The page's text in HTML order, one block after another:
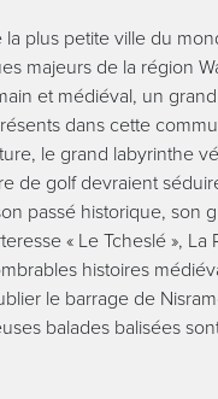
plus petite ville du
majeurs de la région
et médiéval, un
dans cette
le grand labyrinthe
de golf devraient
passé historique, son
« Le Tcheslé »,
histoires
le barrage de
balades balisées